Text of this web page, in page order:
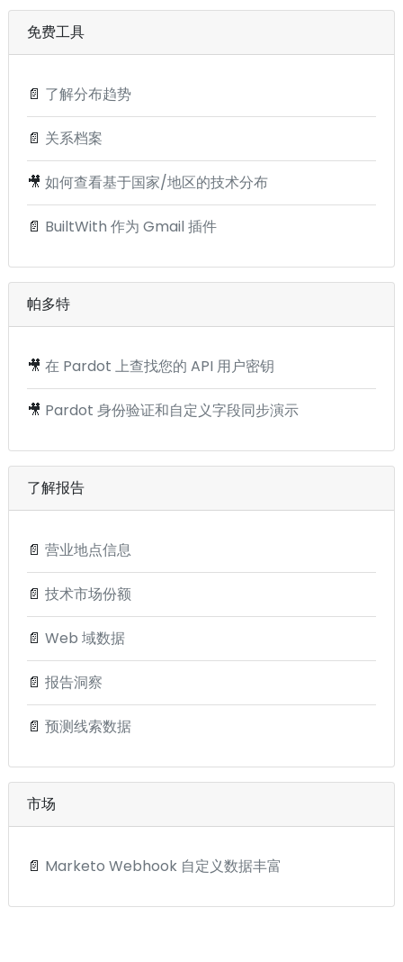
免费工具
📄 了解分布趋势
📄 关系档案
🎥 如何查看基于国家/地区的技术分布
📄 BuiltWith 作为 Gmail 插件
帕多特
🎥 在 Pardot 上查找您的 API 用户密钥
🎥 Pardot 身份验证和自定义字段同步演示
了解报告
📄 营业地点信息
📄 技术市场份额
📄 Web 域数据
📄 报告洞察
📄 预测线索数据
市场
📄 Marketo Webhook 自定义数据丰富